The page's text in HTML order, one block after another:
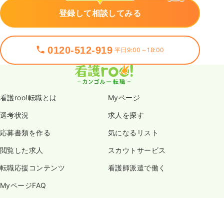
登録して相談してみる
0120-512-919 平日9:00～18:00
看護roo!転職とは Myページ
選考状況 求人を探す
応募書類を作る 気になるリスト
閲覧した求人 スカウトサービス
転職応援コンテンツ 看護師派遣で働く
MyページFAQ